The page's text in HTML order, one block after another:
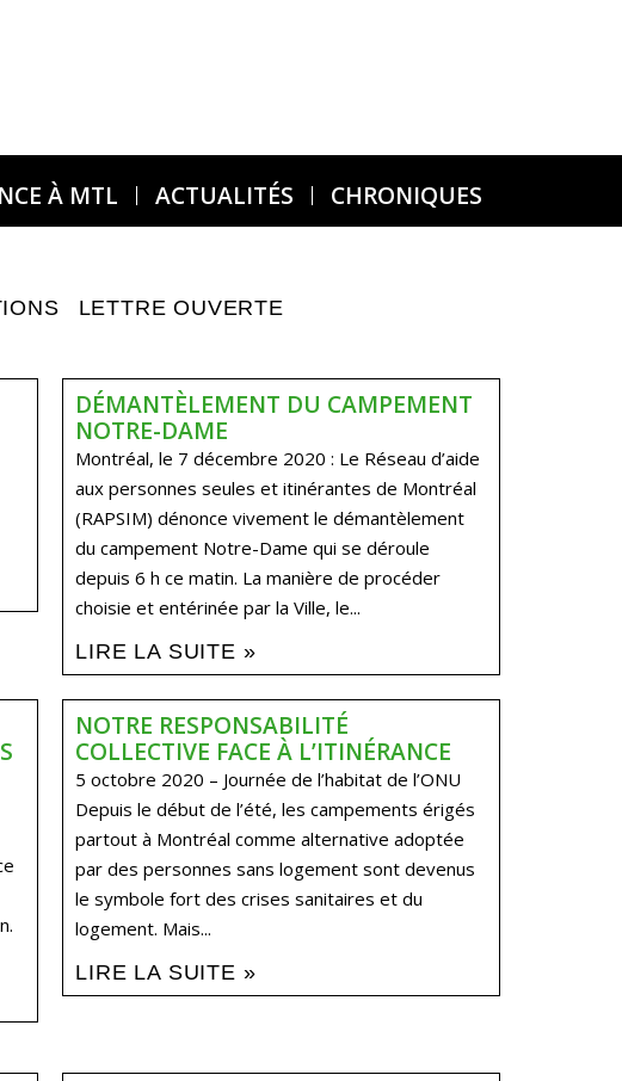
À MTL ACTUALITÉS CHRONIQUES
LETTRE OUVERTE
DÉMANTÈLEMENT DU CAMPEMENT
NOTRE-DAME
Montréal, le 7 décembre 2020 : Le Réseau d’aide
aux personnes seules et itinérantes de Montréal
(RAPSIM) dénonce vivement le démantèlement
du campement Notre-Dame qui se déroule
depuis 6 h ce matin. La manière de procéder
choisie et entérinée par la Ville, le...
LIRE LA SUITE »
NOTRE RESPONSABILITÉ
COLLECTIVE FACE À L’ITINÉRANCE
5 octobre 2020 – Journée de l’habitat de l’ONU
Depuis le début de l’été, les campements érigés
partout à Montréal comme alternative adoptée
par des personnes sans logement sont devenus
le symbole fort des crises sanitaires et du
logement. Mais...
LIRE LA SUITE »